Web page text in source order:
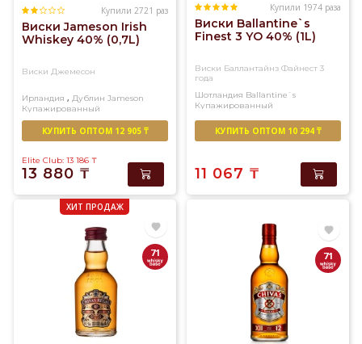
Купили 2721 раз
Виски Jameson Irish
Whiskey 40% (0,7L)
Виски Джемесон
Ирландия , Дублин Jameson
Купажированный
КУПИТЬ ОПТОМ 12 905 ₸
Elite Club: 13 186 ₸
13 880 ₸
Купили 1974 раза
Виски Ballantine`s
Finest 3 YO 40% (1L)
Виски Баллантайнз Файнест 3
года
Шотландия Ballantine`s
Купажированный
КУПИТЬ ОПТОМ 10 294 ₸
11 067 ₸
ХИТ ПРОДАЖ
71 71